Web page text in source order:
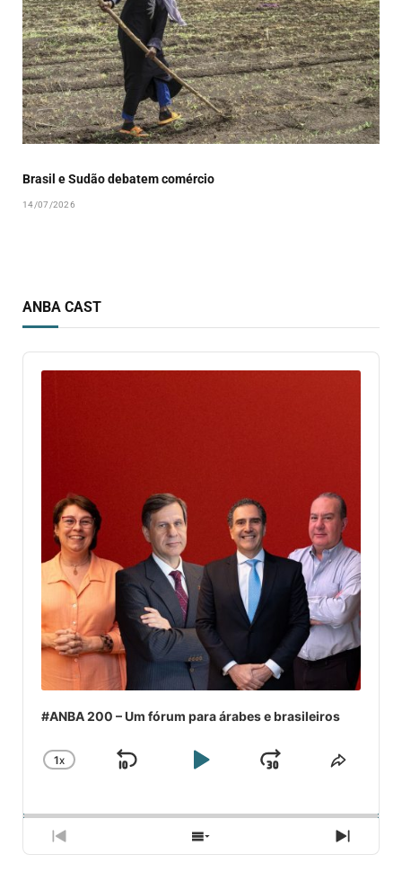
Brasil e Sudão debatem comércio
14/07/2026
ANBA CAST
Audio
Player
#ANBA 200 – Um fórum para árabes e brasileiros
CHANGE
1X
SKIP
PLAYJUMP
PREVIOUS
EPISODE
SHOW
EPISODES
NEXT